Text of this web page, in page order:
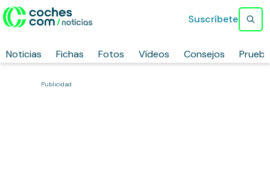
Noticias Fichas Fotos Vídeos Consejos
Suscríbete
Publicidad